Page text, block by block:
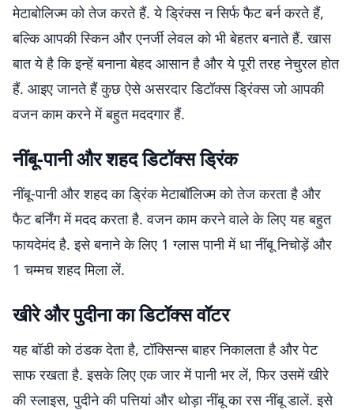
मेटाबोलिज्म को तेज करते हैं. ये ड्रिंक्स न सिर्फ फैट बर्न करते हैं,
बल्कि आपकी स्किन और एनर्जी लेवल को भी बेहतर बनाते हैं. खास
बात ये है कि इन्हें बनाना बेहद आसान है और ये पूरी तरह नेचुरल होत
हैं. आइए जानते हैं कुछ ऐसे असरदार डिटॉक्स ड्रिंक्स जो आपकी
वजन काम करने में बहुत मददगार हैं.
नींबू-पानी और शहद डिटॉक्स ड्रिंक
नींबू-पानी और शहद का ड्रिंक मेटाबॉलिज्म को तेज करता है और
फैट बर्निंग में मदद करता है. वजन काम करने वाले के लिए यह बहुत
फायदेमंद है. इसे बनाने के लिए 1 ग्लास पानी में धा नींबू निचोड़ें और
1 चम्मच शहद मिला लें.
खीरे और पुदीना का डिटॉक्स वॉटर
यह बॉडी को ठंडक देता है, टॉक्सिन्स बाहर निकालता है और पेट
साफ रखता है. इसके लिए एक जार में पानी भर लें, फिर उसमें खीरे
की स्लाइस, पुदीने की पत्तियां और थोड़ा नींबू का रस नींबू डालें. इसे